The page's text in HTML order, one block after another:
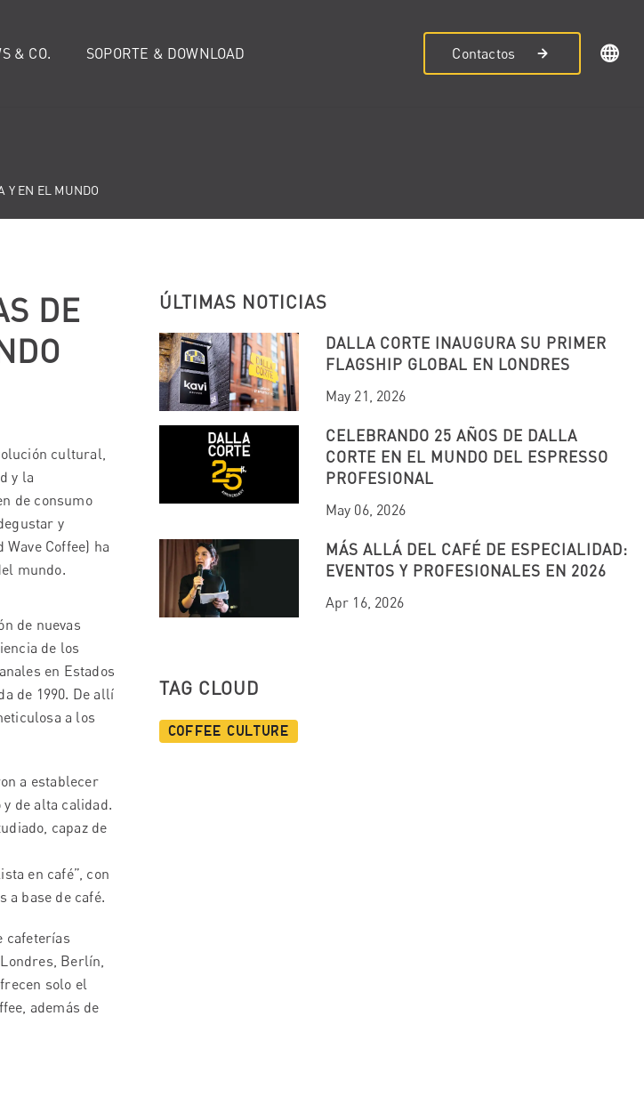
& CO. SOPORTE & DOWNLOAD Contactos
Y EN EL MUNDO
DE
cultural,
y la
de consumo
y
Coffee) ha
mundo.
de nuevas
de los
en Estados
de 1990. De allí
a los
a establecer
de alta calidad.
capaz de
en café”, con
a base de café.
cafeterías
Berlín,
solo el
además de
ÚLTIMAS NOTICIAS
DALLA CORTE INAUGURA SU PRIMER
FLAGSHIP GLOBAL EN LONDRES
May 21, 2026
CELEBRANDO 25 AÑOS DE DALLA
CORTE EN EL MUNDO DEL ESPRESSO
PROFESIONAL
May 06, 2026
MÁS ALLÁ DEL CAFÉ DE ESPECIALIDAD:
EVENTOS Y PROFESIONALES EN 2026
Apr 16, 2026
TAG CLOUD
Coffee Culture